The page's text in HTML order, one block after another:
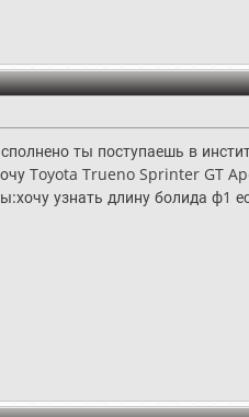
из племени...17.12.2009,10:32
18.12.2009,15:35
ты поступаешь в
Toyota Trueno Sprinter GT
узнать длину болида ф1